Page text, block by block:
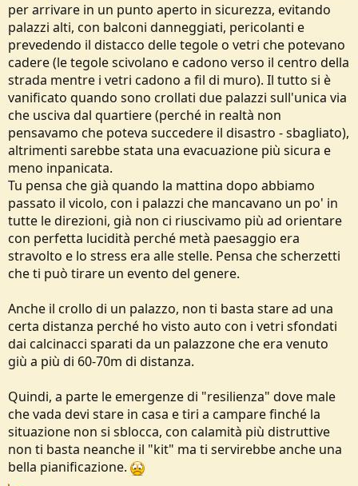
per arrivare in un punto aperto in sicurezza, evitando
palazzi alti, con balconi danneggiati, pericolanti e
prevedendo il distacco delle tegole o vetri che potevano
cadere (le tegole scivolano e cadono verso il centro della
strada mentre i vetri cadono a fil di muro). Il tutto si è
vanificato quando sono crollati due palazzi sull'unica via
che usciva dal quartiere (perché in realtà non
pensavamo che poteva succedere il disastro - sbagliato),
altrimenti sarebbe stata una evacuazione più sicura e
meno inpanicata.
Tu pensa che già quando la mattina dopo abbiamo
passato il vicolo, con i palazzi che mancavano un po' in
tutte le direzioni, già non ci riuscivamo più ad orientare
con perfetta lucidità perché metà paesaggio era
stravolto e lo stress era alle stelle. Pensa che scherzetti
che ti può tirare un evento del genere.
Anche il crollo di un palazzo, non ti basta stare ad una
certa distanza perché ho visto auto con i vetri sfondati
dai calcinacci sparati da un palazzone che era venuto
giù a più di 60-70m di distanza.
Quindi, a parte le emergenze di "resilienza" dove male
che vada devi stare in casa e tiri a campare finché la
situazione non si sblocca, con calamità più distruttive
non ti basta neanche il "kit" ma ti servirebbe anche una
bella pianificazione.